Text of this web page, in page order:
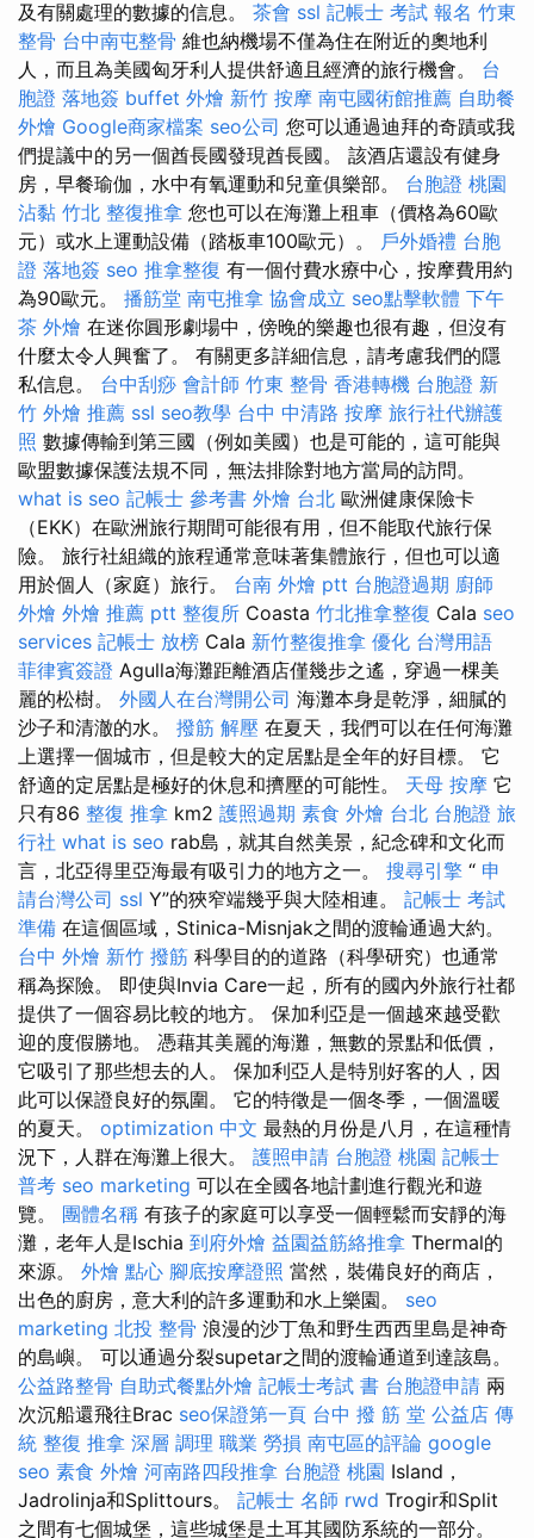
及有關處理的數據的信息。 茶會 ssl 記帳士 考試 報名 竹東
整骨 台中南屯整骨 維也納機場不僅為住在附近的奧地利
人，而且為美國匈牙利人提供舒適且經濟的旅行機會。 台
胞證 落地簽 buffet 外燴 新竹 按摩 南屯國術館推薦 自助餐
外燴 Google商家檔案 seo公司 您可以通過迪拜的奇蹟或我
們提議中的另一個酋長國發現酋長國。 該酒店還設有健身
房，早餐瑜伽，水中有氧運動和兒童俱樂部。 台胞證 桃園
沾黏 竹北 整復推拿 您也可以在海灘上租車（價格為60歐
元）或水上運動設備（踏板車100歐元）。 戶外婚禮 台胞
證 落地簽 seo 推拿整復 有一個付費水療中心，按摩費用約
為90歐元。 播筋堂 南屯推拿 協會成立 seo點擊軟體 下午
茶 外燴 在迷你圓形劇場中，傍晚的樂趣也很有趣，但沒有
什麼太令人興奮了。 有關更多詳細信息，請考慮我們的隱
私信息。 台中刮痧 會計師 竹東 整骨 香港轉機 台胞證 新
竹 外燴 推薦 ssl seo教學 台中 中清路 按摩 旅行社代辦護
照 數據傳輸到第三國（例如美國）也是可能的，這可能與
歐盟數據保護法規不同，無法排除對地方當局的訪問。
what is seo 記帳士 參考書 外燴 台北 歐洲健康保險卡
（EKK）在歐洲旅行期間可能很有用，但不能取代旅行保
險。 旅行社組織的旅程通常意味著集體旅行，但也可以適
用於個人（家庭）旅行。 台南 外燴 ptt 台胞證過期 廚師
外燴 外燴 推薦 ptt 整復所 Coasta 竹北推拿整復 Cala seo
services 記帳士 放榜 Cala 新竹整復推拿 優化 台灣用語
菲律賓簽證 Agulla海灘距離酒店僅幾步之遙，穿過一棵美
麗的松樹。 外國人在台灣開公司 海灘本身是乾淨，細膩的
沙子和清澈的水。 撥筋 解壓 在夏天，我們可以在任何海灘
上選擇一個城市，但是較大的定居點是全年的好目標。 它
舒適的定居點是極好的休息和擠壓的可能性。 天母 按摩 它
只有86 整復 推拿 km2 護照過期 素食 外燴 台北 台胞證 旅
行社 what is seo rab島，就其自然美景，紀念碑和文化而
言，北亞得里亞海最有吸引力的地方之一。 搜尋引擎 “ 申
請台灣公司 ssl Y”的狹窄端幾乎與大陸相連。 記帳士 考試
準備 在這個區域，Stinica-Misnjak之間的渡輪通過大約。
台中 外燴 新竹 撥筋 科學目的的道路（科學研究）也通常
稱為探險。 即使與Invia Care一起，所有的國內外旅行社都
提供了一個容易比較的地方。 保加利亞是一個越來越受歡
迎的度假勝地。 憑藉其美麗的海灘，無數的景點和低價，
它吸引了那些想去的人。 保加利亞人是特別好客的人，因
此可以保證良好的氛圍。 它的特徵是一個冬季，一個溫暖
的夏天。 optimization 中文 最熱的月份是八月，在這種情
況下，人群在海灘上很大。 護照申請 台胞證 桃園 記帳士
普考 seo marketing 可以在全國各地計劃進行觀光和遊
覽。 團體名稱 有孩子的家庭可以享受一個輕鬆而安靜的海
灘，老年人是Ischia 到府外燴 益園益筋絡推拿 Thermal的
來源。 外燴 點心 腳底按摩證照 當然，裝備良好的商店，
出色的廚房，意大利的許多運動和水上樂園。 seo
marketing 北投 整骨 浪漫的沙丁魚和野生西西里島是神奇
的島嶼。 可以通過分裂supetar之間的渡輪通道到達該島。
公益路整骨 自助式餐點外燴 記帳士考試 書 台胞證申請 兩
次沉船還飛往Brac seo保證第一頁 台中 撥 筋 堂 公益店 傳
統 整復 推拿 深層 調理 職業 勞損 南屯區的評論 google
seo 素食 外燴 河南路四段推拿 台胞證 桃園 Island，
Jadrolinja和Splittours。 記帳士 名師 rwd Trogir和Split
之間有七個城堡，這些城堡是土耳其國防系統的一部分。